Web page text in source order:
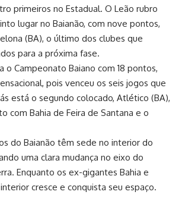
primeiros no Estadual. O Leão rubro
lugar no Baianão, com nove pontos,
(BA), o último dos clubes que
para a próxima fase.
o Campeonato Baiano com 18 pontos,
pois venceu os seis jogos que
está o segundo colocado, Atlético (BA),
com Bahia de Feira de Santana e o
do Baianão têm sede no interior do
uma clara mudança no eixo do
Enquanto os ex-gigantes Bahia e
cresce e conquista seu espaço.